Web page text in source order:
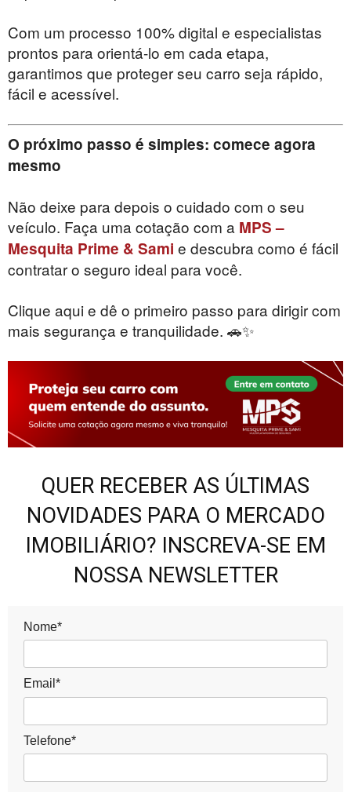
Com um processo 100% digital e especialistas
prontos para orientá-lo em cada etapa,
garantimos que proteger seu carro seja rápido,
fácil e acessível.
O próximo passo é simples: comece agora
mesmo
Não deixe para depois o cuidado com o seu
veículo. Faça uma cotação com a MPS –
Mesquita Prime & Sami e descubra como é fácil
contratar o seguro ideal para você.
Clique aqui e dê o primeiro passo para dirigir com
mais segurança e tranquilidade. 🚗✨
QUER RECEBER AS ÚLTIMAS
NOVIDADES PARA O MERCADO
IMOBILIÁRIO? INSCREVA-SE EM
NOSSA NEWSLETTER
Nome*
Email*
Telefone*